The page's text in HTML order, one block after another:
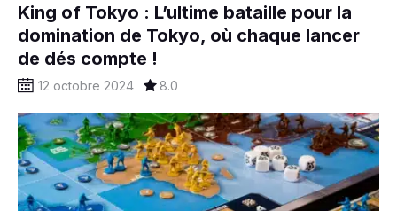
King of Tokyo : L’ultime bataille pour la
domination de Tokyo, où chaque lancer
de dés compte !
12 octobre 2024 8.0